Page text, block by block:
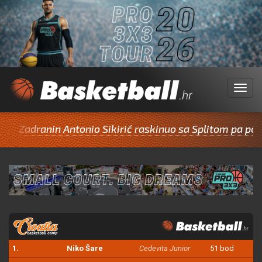
Menu
Antonio Sikirić raskinuo sa Splitom pa potpisao
1. Niko Šare Cedevita Junior 51 bod